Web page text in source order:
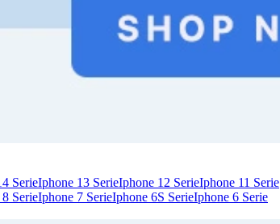
SerieIphone 13 SerieIphone 12 SerieIphone 11 Serie
SerieIphone 7 SerieIphone 6S SerieIphone 6 Serie